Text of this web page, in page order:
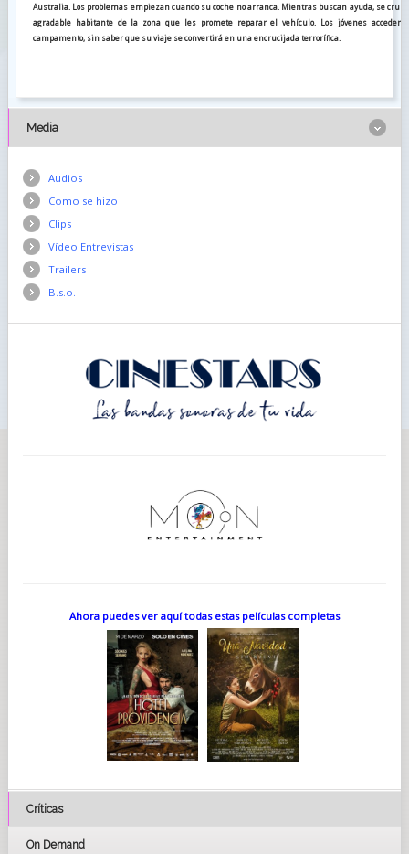
Australia. Los problemas empiezan cuando su coche no arranca. Mientras buscan ayuda, se
agradable habitante de la zona que les promete reparar el vehículo. Los jóvenes acceden
campamento, sin saber que su viaje se convertirá en una encrucijada terrorífica.
Media
Audios
Como se hizo
Clips
Vídeo Entrevistas
Trailers
B.s.o.
Ahora puedes ver aquí todas estas películas completas
Críticas
On Demand